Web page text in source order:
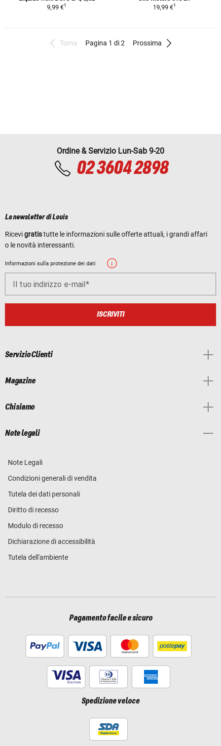
9,99 €1
19,99 €1
Torna Pagina 1 di 2 Prossima
Ordine & Servizio Lun-Sab 9-20
02 3604 2898
La newsletter di Louis
Ricevigratistutte le informazioni sulle offerte attuali, i grandi affari
o le novità interessanti.
Informazioni sulla protezione dei dati
Il tuo indirizzo e-mail
ISCRIVITI
Servizio Clienti
Magazine
Chi siamo
Note legali
Note Legali
Condizioni generali di vendita
Tutela dei dati personali
Diritto di recesso
Modulo di recesso
Dichiarazione di accessibilità
Tutela dell'ambiente
Pagamento facile e sicuro
Spedizione veloce